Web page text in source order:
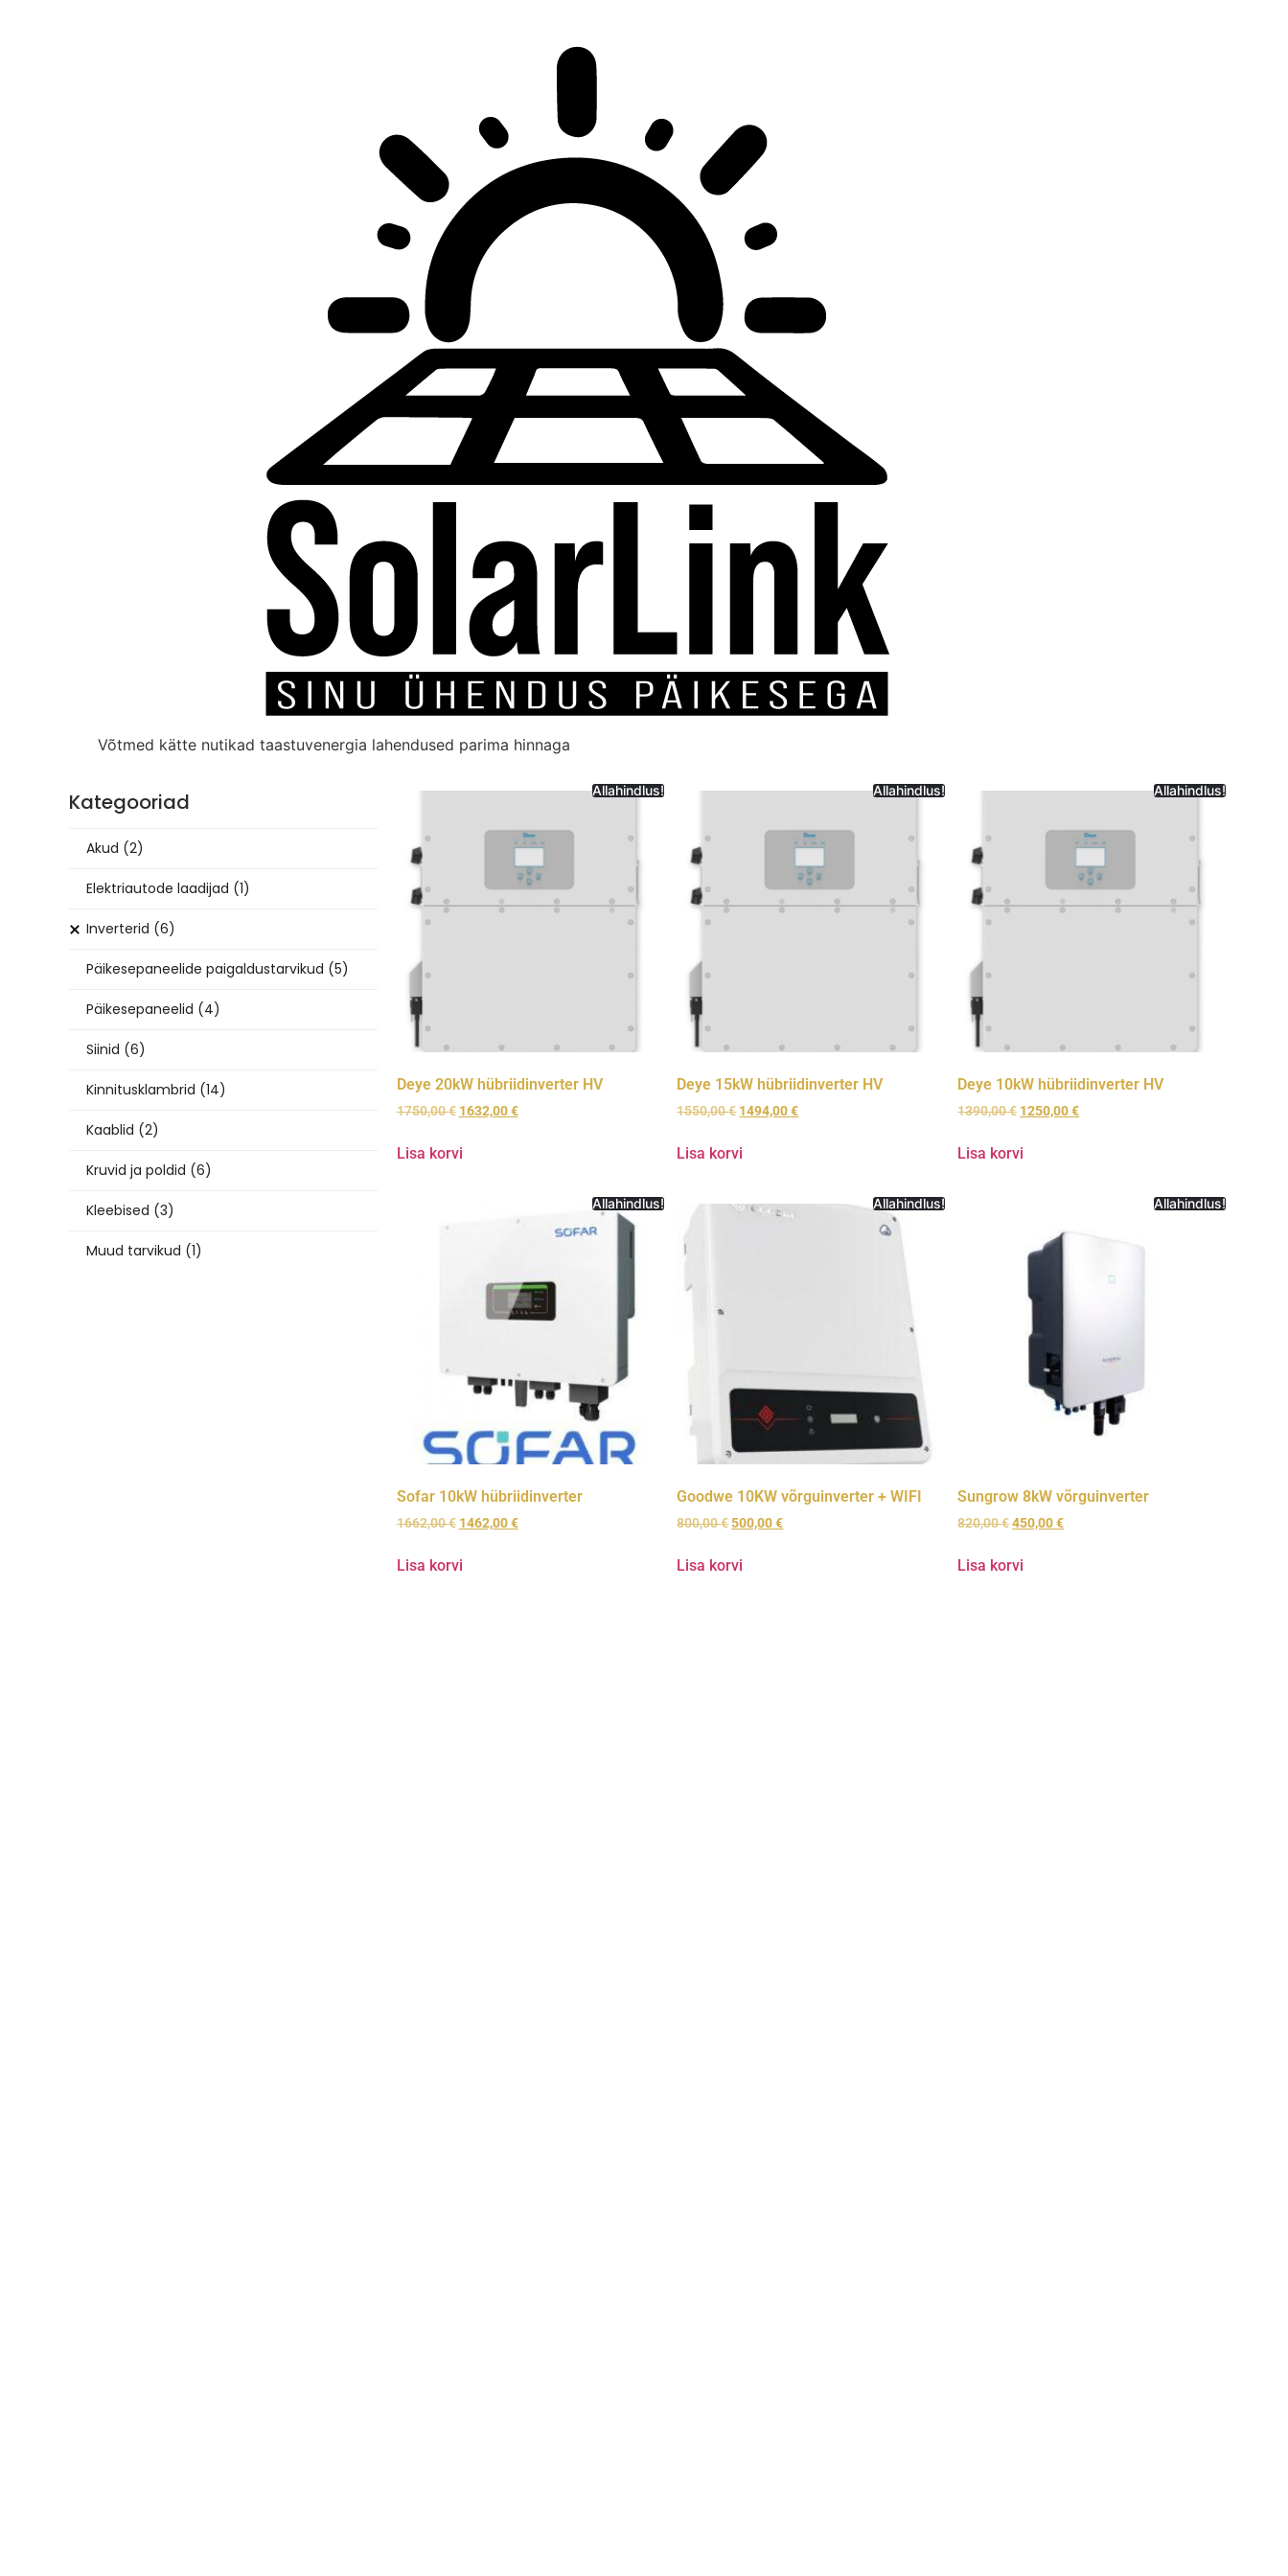
Võtmed kätte nutikad taastuvenergia lahendused parima hinnaga
Kategooriad
Akud (2)
Elektriautode laadijad (1)
Inverterid (6)
Päikesepaneelide paigaldustarvikud (5)
Päikesepaneelid (4)
Siinid (6)
Kinnitusklambrid (14)
Kaablid (2)
Kruvid ja poldid (6)
Kleebised (3)
Muud tarvikud (1)
Allahindlus!
Deye 20kW hübriidinverter HV
1750,00€ 1632,00€
Lisa korvi
Allahindlus!
Deye 15kW hübriidinverter HV
1550,00€ 1494,00€
Lisa korvi
Allahindlus!
Deye 10kW hübriidinverter HV
1390,00€ 1250,00€
Lisa korvi
Allahindlus!
Sofar 10kW hübriidinverter
1662,00€ 1462,00€
Lisa korvi
Allahindlus!
Goodwe 10KW võrguinverter + WIFI
800,00€500,00€
Lisa korvi
Allahindlus!
Sungrow 8kW võrguinverter
820,00€450,00€
Lisa korvi